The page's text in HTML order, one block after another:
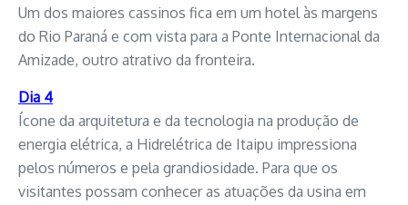
Um dos maiores cassinos fica em um hotel às margens
do Rio Paraná e com vista para a Ponte Internacional da
Amizade, outro atrativo da fronteira.
Dia 4
Ícone da arquitetura e da tecnologia na produção de
energia elétrica, a Hidrelétrica de Itaipu impressiona
pelos números e pela grandiosidade. Para que os
visitantes possam conhecer as atuações da usina em